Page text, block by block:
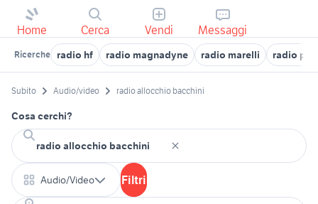
Home Cerca Vendi Messaggi
Ricerche radio hf radio magnadyne radio marelli radio
Subito Audio/video radio allocchio bacchini
Cosa cerchi?
Audio/Video Filtri